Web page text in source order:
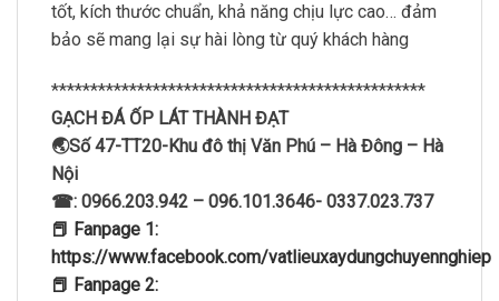
tốt, kích thước chuẩn, khả năng chịu lực cao… đảm
bảo sẽ mang lại sự hài lòng từ quý khách hàng
************************************************
GẠCH ĐÁ ỐP LÁT THÀNH ĐẠT
🌏Số 47-TT20-Khu đô thị Văn Phú – Hà Đông – Hà
Nội
☎: 0966.203.942 – 096.101.3646- 0337.023.737
📕 Fanpage 1:
https://www.facebook.com/vatlieuxaydungchuyennghiep
📕 Fanpage 2: